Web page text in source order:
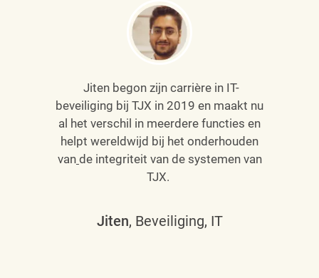
Jiten begon zijn carrière in IT-
beveiliging bij TJX in 2019 en maakt nu
al het verschil in meerdere functies en
helpt wereldwijd bij het onderhouden
van de integriteit van de systemen van
TJX.
Jiten, Beveiliging, IT